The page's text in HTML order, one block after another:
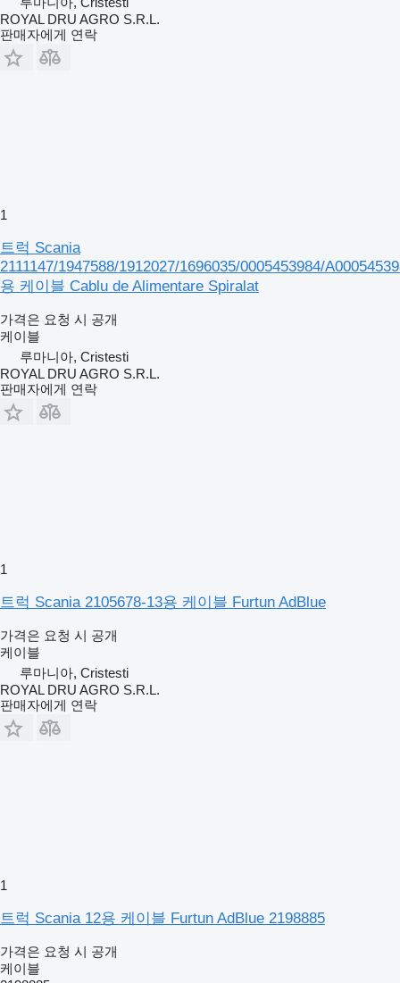
ROYAL DRU AGRO S.R.L.
판매자에게 연락
1
트럭 Scania
2111147/1947588/1912027/1696035/0005453984/
용 케이블 Cablu de Alimentare Spiralat
가격은 요청 시 공개
케이블
루마니아, Cristesti
ROYAL DRU AGRO S.R.L.
판매자에게 연락
1
트럭 Scania 2105678-13용 케이블 Furtun AdBlue
가격은 요청 시 공개
케이블
루마니아, Cristesti
ROYAL DRU AGRO S.R.L.
판매자에게 연락
1
트럭 Scania 12용 케이블 Furtun AdBlue 2198885
가격은 요청 시 공개
케이블